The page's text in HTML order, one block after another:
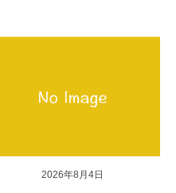
2026年8月4日